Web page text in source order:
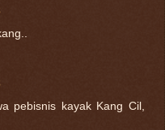
pebisnis kayak Kang Cil,